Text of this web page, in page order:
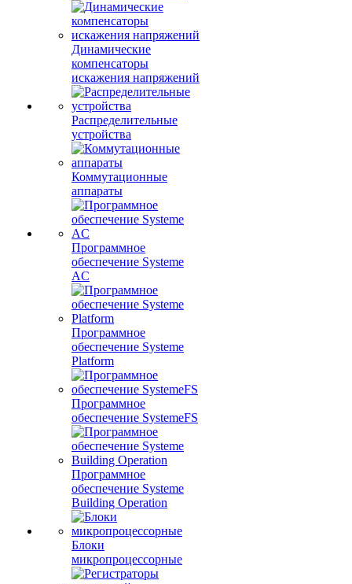
Динамические
компенсаторы
искажения напряжений
Распределительные
устройства
Коммутационные
аппараты
Программное
обеспечение Systeme
AC
Программное
обеспечение Systeme
Platform
Программное
обеспечение SystemeFS
Программное
обеспечение Systeme
Building Operation
Блоки
микропроцессорные